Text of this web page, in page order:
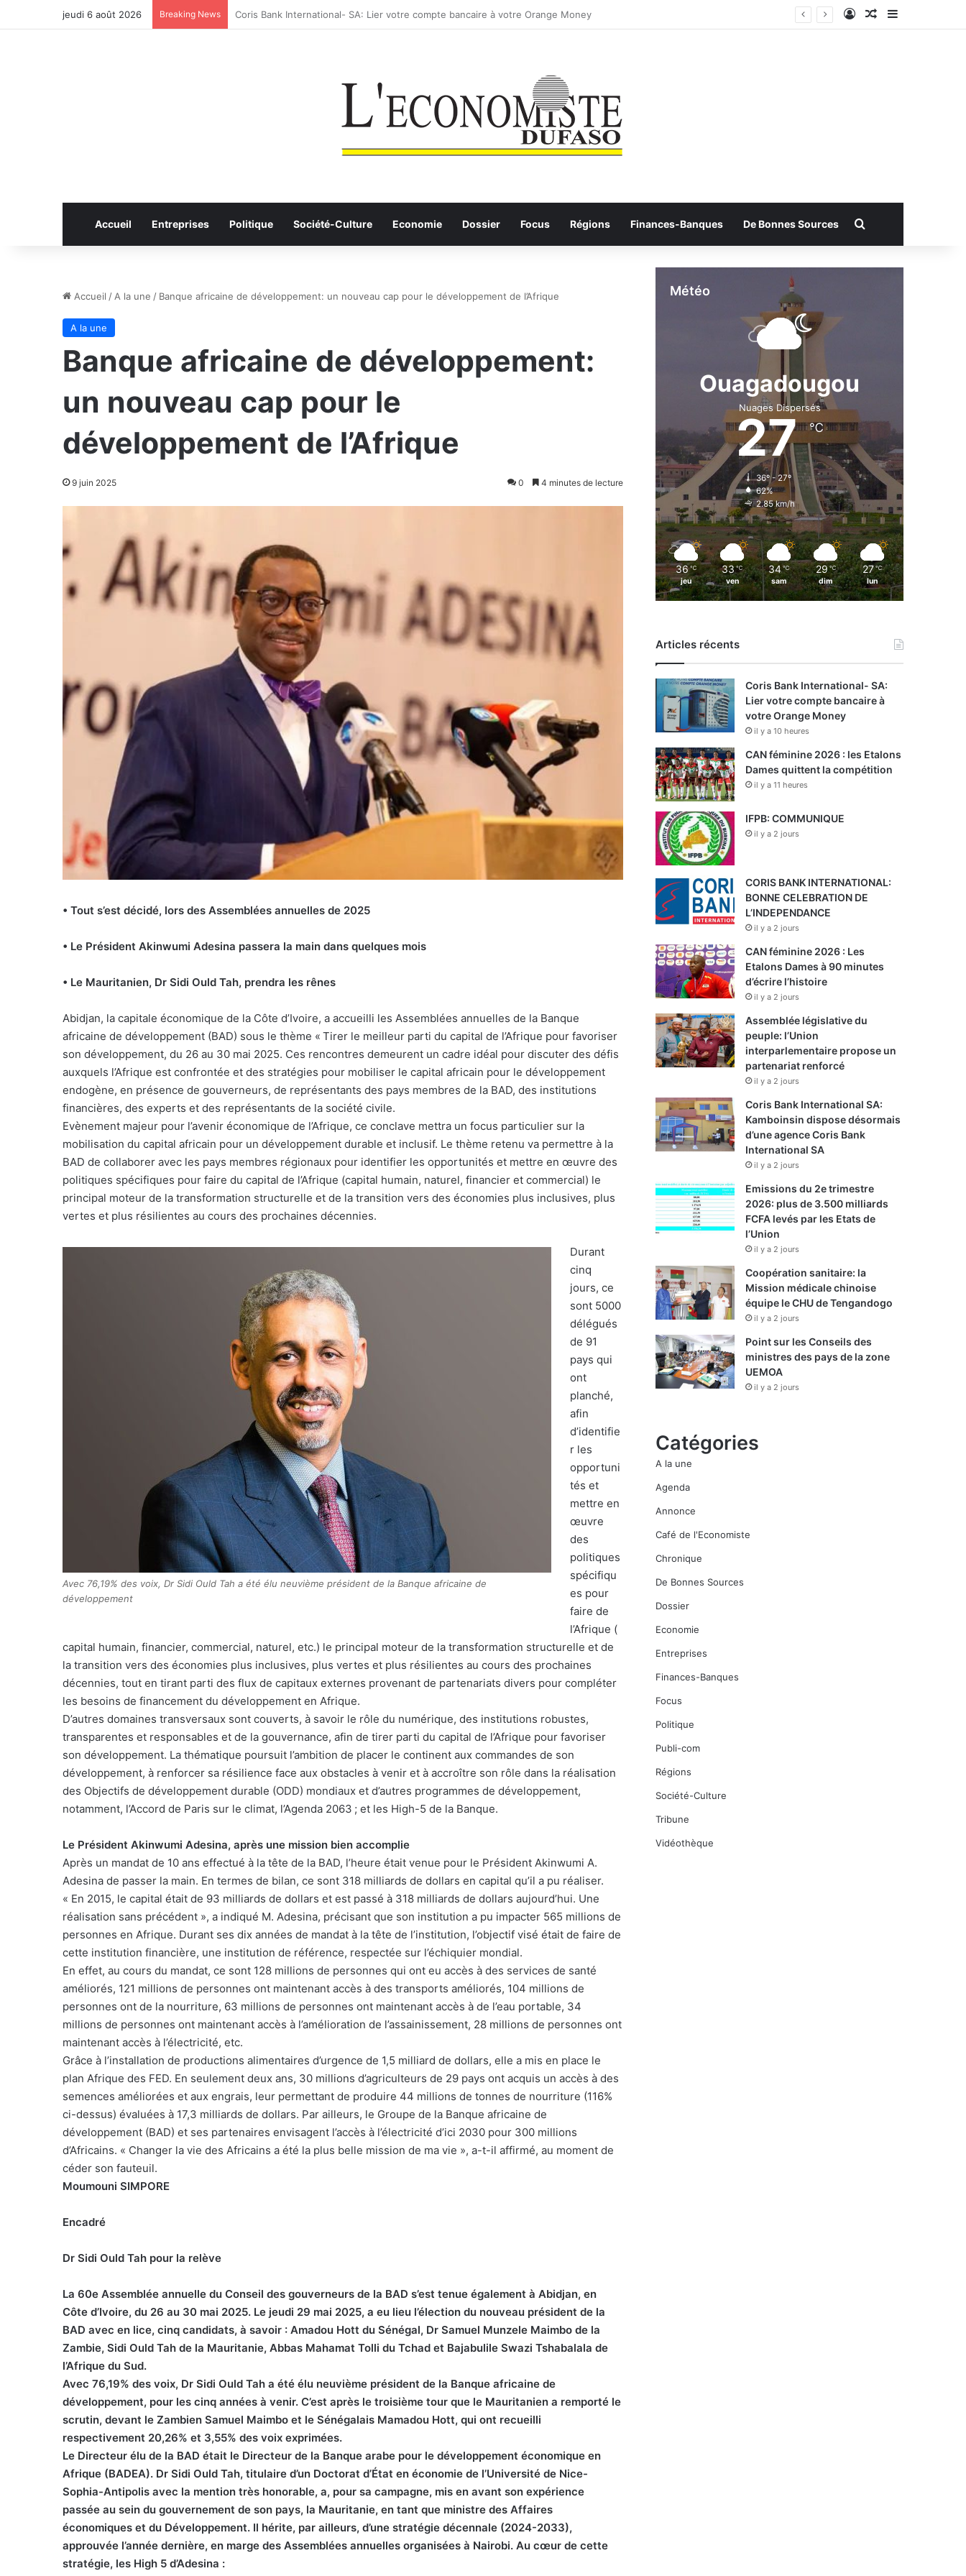
jeudi 6 août 2026 Breaking News CAN féminine 2026 : les Etalons Dames quittent la compétition ConnexionArticle Aléatoire
Accueil Entreprises Politique Société-Culture Economie Dossier Focus Régions Finances-Banques De Bonnes Sources Rechercher
Accueil / A la une / Banque africaine de développement: un nouveau cap pour le développement de l’Afrique
A la une
Banque africaine de développement:
un nouveau cap pour le
développement de l’Afrique
9 juin 2025 0 4 minutes de lecture
• Tout s’est décidé, lors des Assemblées annuelles de 2025
• Le Président Akinwumi Adesina passera la main dans quelques mois
• Le Mauritanien, Dr Sidi Ould Tah, prendra les rênes
Abidjan, la capitale économique de la Côte d’Ivoire, a accueilli les Assemblées annuelles de la Banque
africaine de développement (BAD) sous le thème « Tirer le meilleur parti du capital de l’Afrique pour favoriser
son développement, du 26 au 30 mai 2025. Ces rencontres demeurent un cadre idéal pour discuter des défis
auxquels l’Afrique est confrontée et des stratégies pour mobiliser le capital africain pour le développement
endogène, en présence de gouverneurs, de représentants des pays membres de la BAD, des institutions
financières, des experts et des représentants de la société civile.
Evènement majeur pour l’avenir économique de l’Afrique, ce conclave mettra un focus particulier sur la
mobilisation du capital africain pour un développement durable et inclusif. Le thème retenu va permettre à la
BAD de collaborer avec les pays membres régionaux pour identifier les opportunités et mettre en œuvre des
politiques spécifiques pour faire du capital de l’Afrique (capital humain, naturel, financier et commercial) le
principal moteur de la transformation structurelle et de la transition vers des économies plus inclusives, plus
vertes et plus résilientes au cours des prochaines décennies.
Avec 76,19% des voix, Dr Sidi Ould Tah a été élu neuvième président de la Banque africaine de
développement
Durant
cinq
jours, ce
sont 5000
délégués
de 91
pays qui
ont
planché,
afin
d’identifie
r les
opportuni
tés et
mettre en
œuvre
des
politiques
spécifiqu
es pour
faire de
l’Afrique (
capital humain, financier, commercial, naturel, etc.) le principal moteur de la transformation structurelle et de
la transition vers des économies plus inclusives, plus vertes et plus résilientes au cours des prochaines
décennies, tout en tirant parti des flux de capitaux externes provenant de partenariats divers pour compléter
les besoins de financement du développement en Afrique.
D’autres domaines transversaux sont couverts, à savoir le rôle du numérique, des institutions robustes,
transparentes et responsables et de la gouvernance, afin de tirer parti du capital de l’Afrique pour favoriser
son développement. La thématique poursuit l’ambition de placer le continent aux commandes de son
développement, à renforcer sa résilience face aux obstacles à venir et à accroître son rôle dans la réalisation
des Objectifs de développement durable (ODD) mondiaux et d’autres programmes de développement,
notamment, l’Accord de Paris sur le climat, l’Agenda 2063 ; et les High-5 de la Banque.
Le Président Akinwumi Adesina, après une mission bien accomplie
Après un mandat de 10 ans effectué à la tête de la BAD, l’heure était venue pour le Président Akinwumi A.
Adesina de passer la main. En termes de bilan, ce sont 318 milliards de dollars en capital qu’il a pu réaliser.
« En 2015, le capital était de 93 milliards de dollars et est passé à 318 milliards de dollars aujourd’hui. Une
réalisation sans précédent », a indiqué M. Adesina, précisant que son institution a pu impacter 565 millions de
personnes en Afrique. Durant ses dix années de mandat à la tête de l’institution, l’objectif visé était de faire de
cette institution financière, une institution de référence, respectée sur l’échiquier mondial.
En effet, au cours du mandat, ce sont 128 millions de personnes qui ont eu accès à des services de santé
améliorés, 121 millions de personnes ont maintenant accès à des transports améliorés, 104 millions de
personnes ont de la nourriture, 63 millions de personnes ont maintenant accès à de l’eau portable, 34
millions de personnes ont maintenant accès à l’amélioration de l’assainissement, 28 millions de personnes ont
maintenant accès à l’électricité, etc.
Grâce à l’installation de productions alimentaires d’urgence de 1,5 milliard de dollars, elle a mis en place le
plan Afrique des FED. En seulement deux ans, 30 millions d’agriculteurs de 29 pays ont acquis un accès à des
semences améliorées et aux engrais, leur permettant de produire 44 millions de tonnes de nourriture (116%
ci-dessus) évaluées à 17,3 milliards de dollars. Par ailleurs, le Groupe de la Banque africaine de
développement (BAD) et ses partenaires envisagent l’accès à l’électricité d’ici 2030 pour 300 millions
d’Africains. « Changer la vie des Africains a été la plus belle mission de ma vie », a-t-il affirmé, au moment de
céder son fauteuil.
Moumouni SIMPORE
Encadré
Dr Sidi Ould Tah pour la relève
La 60e Assemblée annuelle du Conseil des gouverneurs de la BAD s’est tenue également à Abidjan, en
Côte d’Ivoire, du 26 au 30 mai 2025. Le jeudi 29 mai 2025, a eu lieu l’élection du nouveau président de la
BAD avec en lice, cinq candidats, à savoir : Amadou Hott du Sénégal, Dr Samuel Munzele Maimbo de la
Zambie, Sidi Ould Tah de la Mauritanie, Abbas Mahamat Tolli du Tchad et Bajabulile Swazi Tshabalala de
l’Afrique du Sud.
Avec 76,19% des voix, Dr Sidi Ould Tah a été élu neuvième président de la Banque africaine de
développement, pour les cinq années à venir. C’est après le troisième tour que le Mauritanien a remporté le
scrutin, devant le Zambien Samuel Maimbo et le Sénégalais Mamadou Hott, qui ont recueilli
respectivement 20,26% et 3,55% des voix exprimées.
Le Directeur élu de la BAD était le Directeur de la Banque arabe pour le développement économique en
Afrique (BADEA). Dr Sidi Ould Tah, titulaire d’un Doctorat d’État en économie de l’Université de Nice-
Sophia-Antipolis avec la mention très honorable, a, pour sa campagne, mis en avant son expérience
passée au sein du gouvernement de son pays, la Mauritanie, en tant que ministre des Affaires
économiques et du Développement. Il hérite, par ailleurs, d’une stratégie décennale (2024-2033),
approuvée l’année dernière, en marge des Assemblées annuelles organisées à Nairobi. Au cœur de cette
stratégie, les High 5 d’Adesina :
Météo
Ouagadougou
Nuages Dispersés
27℃
36º - 27º
62%
2.85 km/h
36 ℃
jeu
33 ℃
ven
34 ℃
sam
29 ℃
dim
27 ℃
lun
Articles récents
Coris Bank International- SA:
Lier votre compte bancaire à
votre Orange Money
il y a 10 heures
CAN féminine 2026 : les Etalons
Dames quittent la compétition
il y a 11 heures
IFPB: COMMUNIQUE
il y a 2 jours
CORIS BANK INTERNATIONAL:
BONNE CELEBRATION DE
L’INDEPENDANCE
il y a 2 jours
CAN féminine 2026 : Les
Etalons Dames à 90 minutes
d’écrire l’histoire
il y a 2 jours
Assemblée législative du
peuple: l’Union
interparlementaire propose un
partenariat renforcé
il y a 2 jours
Coris Bank International SA:
Kamboinsin dispose désormais
d’une agence Coris Bank
International SA
il y a 2 jours
Emissions du 2e trimestre
2026: plus de 3.500 milliards
FCFA levés par les Etats de
l’Union
il y a 2 jours
Coopération sanitaire: la
Mission médicale chinoise
équipe le CHU de Tengandogo
il y a 2 jours
Point sur les Conseils des
ministres des pays de la zone
UEMOA
il y a 2 jours
Catégories
A la une
Agenda
Annonce
Café de l'Economiste
Chronique
De Bonnes Sources
Dossier
Economie
Entreprises
Finances-Banques
Focus
Politique
Publi-com
Régions
Société-Culture
Tribune
Vidéothèque